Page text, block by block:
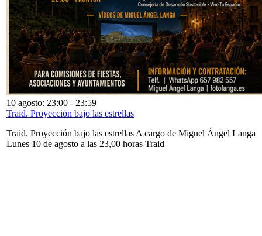
10 agosto: 23:00 - 23:59
Traid. Proyección bajo las estrellas
Traid. Proyección bajo las estrellas A cargo de Miguel Ángel Langa
Lunes 10 de agosto a las 23,00 horas Traid